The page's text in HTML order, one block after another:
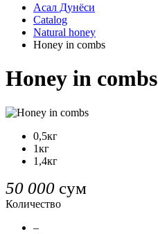
Асал Дунёси
Catalog
Natural honey
Honey in combs
Honey in combs
0,5кг
1кг
1,4кг
50 000 сум
Количество
–